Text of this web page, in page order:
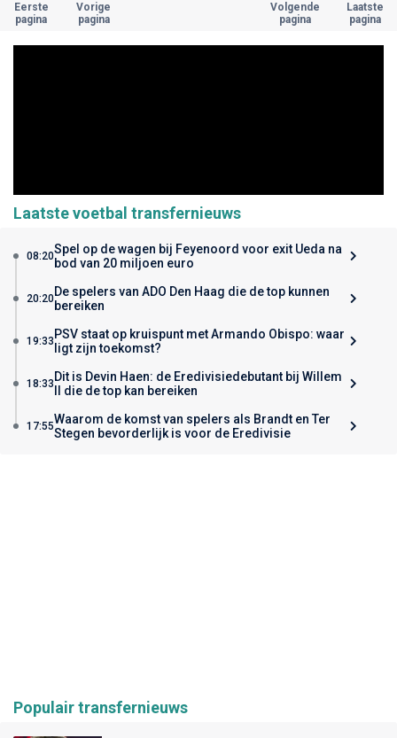
Eerste
pagina
Vorige
pagina
Volgende
pagina
Laatste
pagina
Laatste voetbal transfernieuws
08:20Spel op de wagen bij Feyenoord voor exit Ueda na
bod van 20 miljoen euro
20:20De spelers van ADO Den Haag die de top kunnen
bereiken
19:33 PSV staat op kruispunt met Armando Obispo: waar
ligt zijn toekomst?
18:33 Dit is Devin Haen: de Eredivisiedebutant bij Willem
II die de top kan bereiken
17:55Waarom de komst van spelers als Brandt en Ter
Stegen bevorderlijk is voor de Eredivisie
Populair transfernieuws